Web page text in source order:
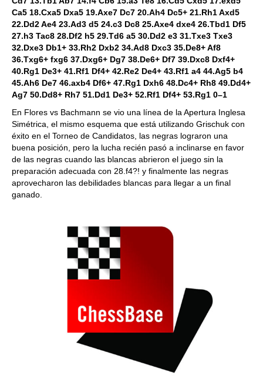
Ca5 18.Cxa5 Dxa5 19.Axe7 Dc7 20.Ah4 Dc5+ 21.Rh1 Axd5
22.Dd2 Ae4 23.Ad3 d5 24.c3 Dc8 25.Axe4 dxe4 26.Tbd1 Df5
27.h3 Tac8 28.Df2 h5 29.Td6 a5 30.Dd2 e3 31.Txe3 Txe3
32.Dxe3 Db1+ 33.Rh2 Dxb2 34.Ad8 Dxc3 35.De8+ Af8
36.Txg6+ fxg6 37.Dxg6+ Dg7 38.De6+ Df7 39.Dxc8 Dxf4+
40.Rg1 De3+ 41.Rf1 Df4+ 42.Re2 De4+ 43.Rf1 a4 44.Ag5 b4
45.Ah6 De7 46.axb4 Df6+ 47.Rg1 Dxh6 48.Dc4+ Rh8 49.Dd4+
Ag7 50.Dd8+ Rh7 51.Dd1 De3+ 52.Rf1 Df4+ 53.Rg1 0–1
En Flores vs Bachmann se vio una línea de la Apertura Inglesa
Simétrica, el mismo esquema que está utilizando Grischuk con
éxito en el Torneo de Candidatos, las negras lograron una
buena posición, pero la lucha recién pasó a inclinarse en favor
de las negras cuando las blancas abrieron el juego sin la
preparación adecuada con 28.f4?! y finalmente las negras
aprovecharon las debilidades blancas para llegar a un final
ganado.